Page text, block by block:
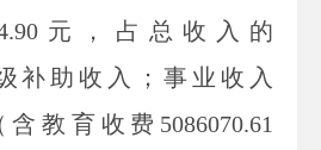
元，占总收入的
补助收入；事业收入
含教育收费 5086070.61